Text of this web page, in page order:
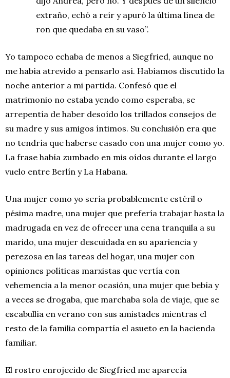
extraño, echó a reír y apuró la última línea de
ron que quedaba en su vaso”.
Yo tampoco echaba de menos a Siegfried, aunque no
me había atrevido a pensarlo así. Habíamos discutido la
noche anterior a mi partida. Confesó que el
matrimonio no estaba yendo como esperaba, se
arrepentía de haber desoído los trillados consejos de
su madre y sus amigos íntimos. Su conclusión era que
no tendría que haberse casado con una mujer como yo.
La frase había zumbado en mis oídos durante el largo
vuelo entre Berlín y La Habana.
Una mujer como yo sería probablemente estéril o
pésima madre, una mujer que prefería trabajar hasta la
madrugada en vez de ofrecer una cena tranquila a su
marido, una mujer descuidada en su apariencia y
perezosa en las tareas del hogar, una mujer con
opiniones políticas marxistas que vertía con
vehemencia a la menor ocasión, una mujer que bebía y
a veces se drogaba, que marchaba sola de viaje, que se
escabullía en verano con sus amistades mientras el
resto de la familia compartía el asueto en la hacienda
familiar.
El rostro enrojecido de Siegfried me aparecía